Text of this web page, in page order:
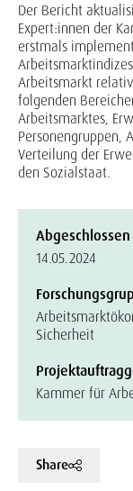
Der Bericht
Expert:innen der
erstmals
Arbeitsmarkt
folgenden
Arbeitsmarktes,
Personengruppen,
Verteilung der
den Sozialstaat.
Abgeschlossen
14.05.2024
Sicherheit
Kammer für
Share